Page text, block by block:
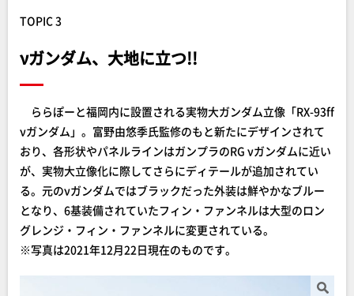
TOPIC 3
νガンダム、大地に立つ!!
ららぽーと福岡内に設置される実物大ガンダム立像「RX-93ff
νガンダム」。富野由悠季氏監修のもと新たにデザインされて
おり、各形状やパネルラインはガンプラのRG νガンダムに近い
が、実物大立像化に際してさらにディテールが追加されてい
る。元のνガンダムではブラックだった外装は鮮やかなブルー
となり、6基装備されていたフィン・ファンネルは大型のロン
グレンジ・フィン・ファンネルに変更されている。
※写真は2021年12月22日現在のものです。